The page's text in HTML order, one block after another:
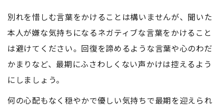
別れを惜しむ言葉をかけることは構いませんが、聞いた
本人が嫌な気持ちになるネガティブな言葉をかけること
は避けてください。回復を諦めるような言葉や心のわだ
かまりなど、最期にふさわしくない声かけは控えるよう
にしましょう。
何の心配もなく穏やかで優しい気持ちで最期を迎えられ